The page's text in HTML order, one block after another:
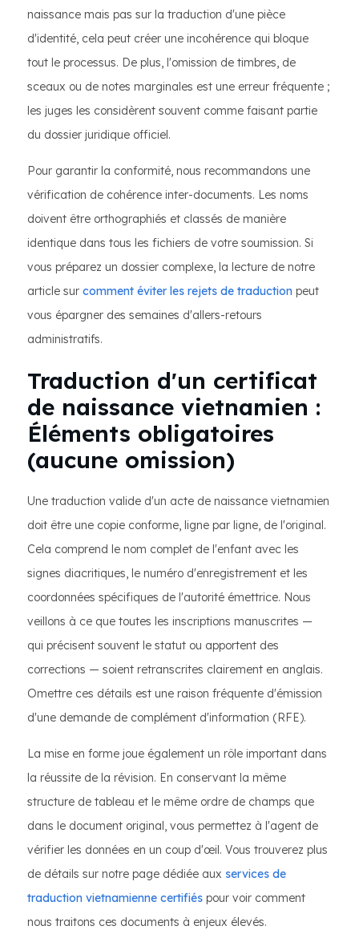
naissance mais pas sur la traduction d'une pièce
d'identité, cela peut créer une incohérence qui bloque
tout le processus. De plus, l'omission de timbres, de
sceaux ou de notes marginales est une erreur fréquente ;
les juges les considèrent souvent comme faisant partie
du dossier juridique officiel.
Pour garantir la conformité, nous recommandons une
vérification de cohérence inter-documents. Les noms
doivent être orthographiés et classés de manière
identique dans tous les fichiers de votre soumission. Si
vous préparez un dossier complexe, la lecture de notre
article sur comment éviter les rejets de traduction peut
vous épargner des semaines d'allers-retours
administratifs.
Traduction d'un certificat
de naissance vietnamien :
Éléments obligatoires
(aucune omission)
Une traduction valide d'un acte de naissance vietnamien
doit être une copie conforme, ligne par ligne, de l'original.
Cela comprend le nom complet de l'enfant avec les
signes diacritiques, le numéro d'enregistrement et les
coordonnées spécifiques de l'autorité émettrice. Nous
veillons à ce que toutes les inscriptions manuscrites —
qui précisent souvent le statut ou apportent des
corrections — soient retranscrites clairement en anglais.
Omettre ces détails est une raison fréquente d'émission
d'une demande de complément d'information (RFE).
La mise en forme joue également un rôle important dans
la réussite de la révision. En conservant la même
structure de tableau et le même ordre de champs que
dans le document original, vous permettez à l'agent de
vérifier les données en un coup d'œil. Vous trouverez plus
de détails sur notre page dédiée aux services de
traduction vietnamienne certifiés pour voir comment
nous traitons ces documents à enjeux élevés.